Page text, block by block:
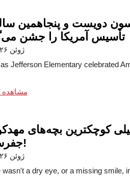
دویست و پنجاهمین
تأسیس آمریکا را جشن
۲۶ ژوئن ۲۰۲۶
Jefferson Elementary celebrated
مشاهده
کوچکترین بچه‌های
جفرسون!
۲۶ ژوئن ۲۰۲۶
wasn't a dry eye, or a missing smile,